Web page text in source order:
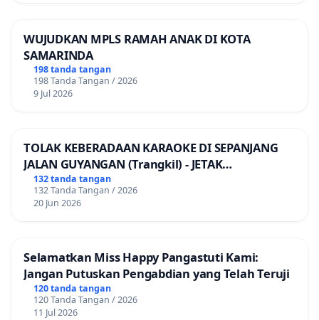
WUJUDKAN MPLS RAMAH ANAK DI KOTA
SAMARINDA
198 tanda tangan
198 Tanda Tangan / 2026
9 Jul 2026
TOLAK KEBERADAAN KARAOKE DI SEPANJANG
JALAN GUYANGAN (Trangkil) - JETAK
(Wedarijaksa) Kab. PATI
132 tanda tangan
132 Tanda Tangan / 2026
20 Jun 2026
Selamatkan Miss Happy Pangastuti Kami:
Jangan Putuskan Pengabdian yang Telah Teruji
120 tanda tangan
120 Tanda Tangan / 2026
11 Jul 2026